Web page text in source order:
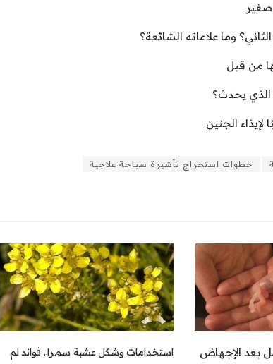
صغير
وما علاماته الشائعة؟
من قبل
الذي يحدث؟
الجنين
خطوات استخراج تأشيرة سياحة علاجية
بعد الإجهاض استخدامات وشكل عشبة سمرا.. فوائد لم